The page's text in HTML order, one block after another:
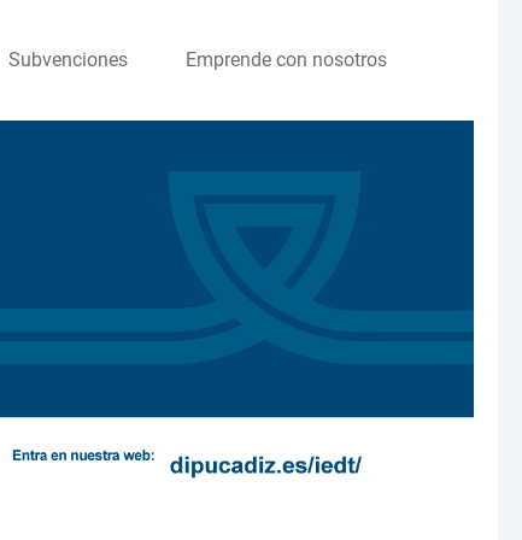
Subvenciones Emprende con nosotros